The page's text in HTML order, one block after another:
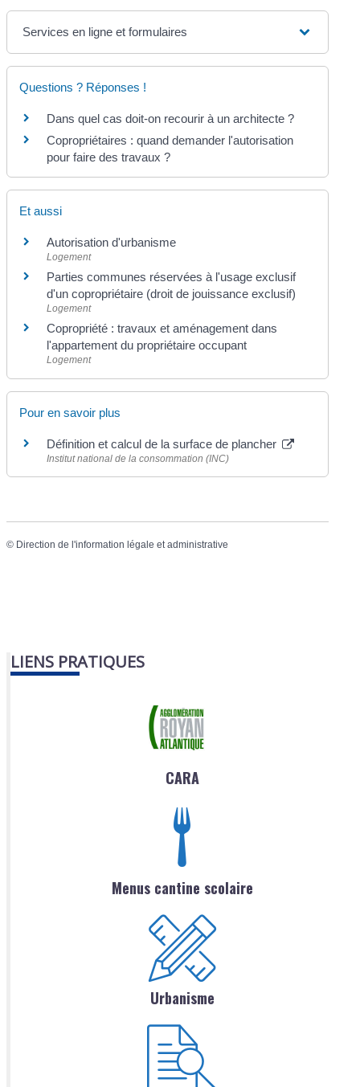
Services en ligne et formulaires
Questions ? Réponses !
Dans quel cas doit-on recourir à un architecte ?
Copropriétaires : quand demander l'autorisation
pour faire des travaux ?
Et aussi
Autorisation d'urbanisme
Logement
Parties communes réservées à l'usage exclusif
d'un copropriétaire (droit de jouissance exclusif)
Logement
Copropriété : travaux et aménagement dans
l'appartement du propriétaire occupant
Logement
Pour en savoir plus
Définition et calcul de la surface de plancher
Institut national de la consommation (INC)
© Direction de l'information légale et administrative
LIENS PRATIQUES
CARA
Menus cantine scolaire
Urbanisme